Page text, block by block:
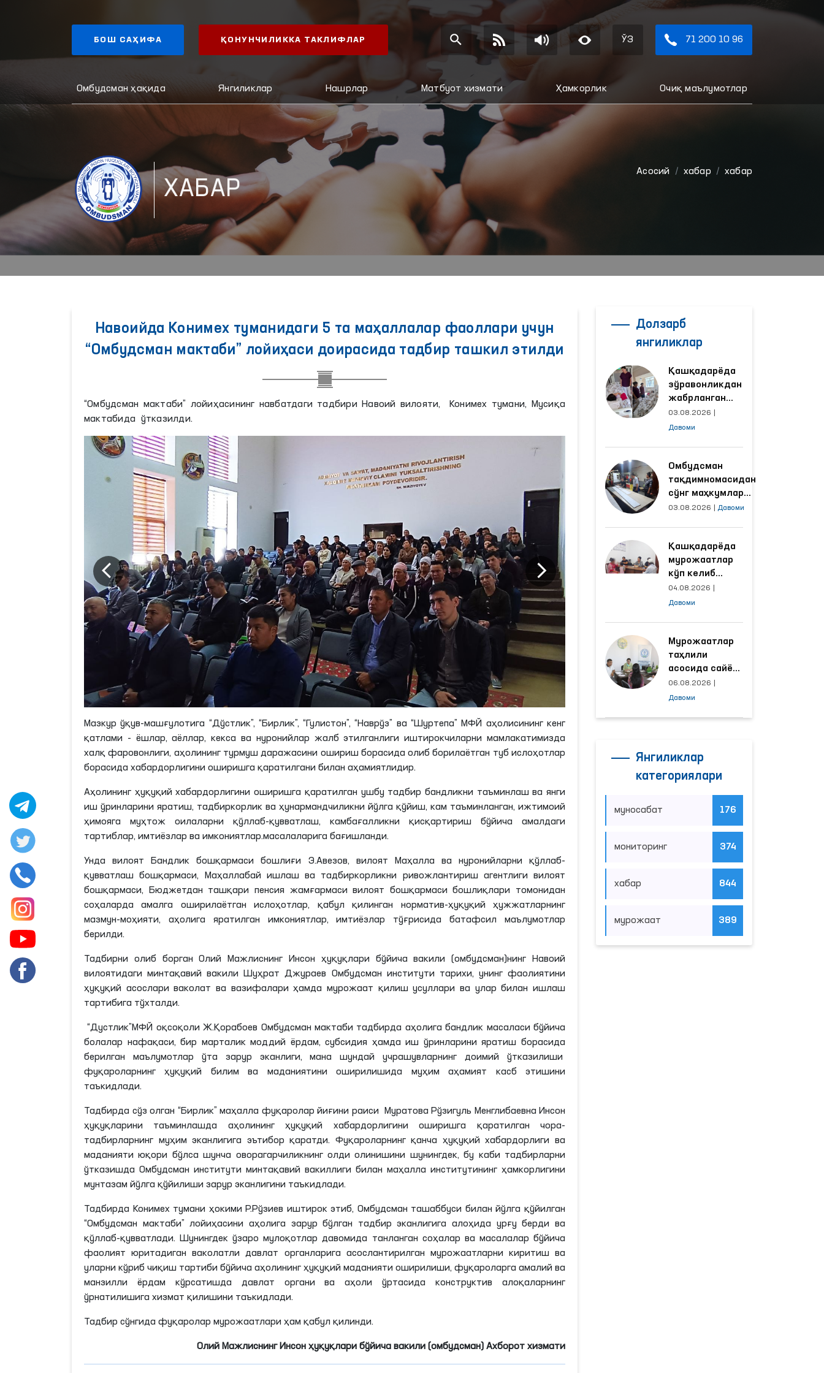
БОШ САҲИФА ҚОНУНЧИЛИККА ТАКЛИФЛАР ЎЗ 71 200 10 96
Омбудсман ҳақида Янгиликлар Нашрлар Матбуот хизмати Ҳамкорлик Очиқ маълумотлар
ХАБАР
Aсосий хабар хабар
Навоийда Конимех туманидаги 5 та маҳаллалар фаоллари учун
“Омбудсман мактаби” лойиҳаси доирасида тадбир ташкил этилди
“Омбудсман мактаби” лойиҳасининг навбатдаги тадбири Навоий вилояти, Конимех тумани, Мусиқа
мактабида ўтказилди.
Мазкур ўқув-машғулотига “Дўстлик”, “Бирлик”, “Гулистон”, “Наврўз” ва “Шуртепа” МФЙ аҳолисининг кенг
қатлами - ёшлар, аёллар, кекса ва нуронийлар жалб этилганлиги иштирокчиларни мамлакатимизда
халқ фаровонлиги, аҳолининг турмуш даражасини ошириш борасида олиб борилаётган туб ислоҳотлар
борасида хабардорлигини оширишга қаратилгани билан аҳамиятлидир.
Аҳолининг ҳуқуқий хабардорлигини оширишга қаратилган ушбу тадбир бандликни таъминлаш ва янги
иш ўринларини яратиш, тадбиркорлик ва ҳунармандчиликни йўлга қўйиш, кам таъминланган, ижтимоий
ҳимояга муҳтож оилаларни қўллаб-қувватлаш, камбағалликни қисқартириш бўйича амалдаги
тартиблар, имтиёзлар ва имкониятлар.масалаларига бағишланди.
Унда вилоят Бандлик бошқармаси бошлиғи Э.Авезов, вилоят Маҳалла ва нуронийларни қўллаб-
қувватлаш бошқармаси, Маҳаллабай ишлаш ва тадбиркорликни ривожлантириш агентлиги вилоят
бошқармаси, Бюджетдан ташқари пенсия жамғармаси вилоят бошқармаси бошлиқлари томонидан
соҳаларда амалга оширилаётган ислоҳотлар, қабул қилинган норматив-ҳуқуқий ҳужжатларнинг
мазмун-моҳияти, аҳолига яратилган имкониятлар, имтиёзлар тўғрисида батафсил маълумотлар
берилди.
Тадбирни олиб борган Олий Мажлиснинг Инсон ҳуқуқлари бўйича вакили (омбудсман)нинг Навоий
вилоятидаги минтақавий вакили Шуҳрат Джураев Омбудсман институти тарихи, унинг фаолиятини
ҳуқуқий асослари ваколат ва вазифалари ҳамда мурожаат қилиш усуллари ва улар билан ишлаш
тартибига тўхталди.
“Дустлик”МФЙ оқсоқоли Ж.Қорабоев Омбудсман мактаби тадбирда аҳолига бандлик масаласи бўйича
болалар нафақаси, бир марталик моддий ёрдам, субсидия ҳамда иш ўринларини яратиш борасида
берилган маълумотлар ўта зарур эканлиги, мана шундай учрашувларнинг доимий ўтказилиши
фуқароларнинг ҳуқуқий билим ва маданиятини оширилишида муҳим аҳамият касб этишини
таъкидлади.
Тадбирда сўз олган “Бирлик” маҳалла фуқаролар йиғини раиси Муратова Рўзигуль Менглибаевна Инсон
ҳуқуқларини таъминлашда аҳолининг ҳуқуқий хабардорлигини оширишга қаратилган чора-
тадбирларнинг муҳим эканлигига эътибор қаратди. Фуқароларнинг қанча ҳуқуқий хабардорлиги ва
маданияти юқори бўлса шунча оворагарчиликнинг олди олинишини шунингдек, бу каби тадбирларни
ўтказишда Омбудсман институти минтақавий вакиллиги билан маҳалла институтининг ҳамкорлигини
мунтазам йўлга қўйилиши зарур эканлигини таъкидлади.
Тадбирда Конимех тумани ҳокими Р.Рўзиев иштирок этиб, Омбудсман ташаббуси билан йўлга қўйилган
“Омбудсман мактаби” лойиҳасини аҳолига зарур бўлган тадбир эканлигига алоҳида урғу берди ва
қўллаб-қувватлади. Шунингдек ўзаро мулоқотлар давомида танланган соҳалар ва масалалар бўйича
фаолият юритадиган ваколатли давлат органларига асослантирилган мурожаатларни киритиш ва
уларни кўриб чиқиш тартиби бўйича аҳолининг ҳуқуқий маданияти оширилиши, фуқароларга амалий ва
манзилли ёрдам кўрсатишда давлат органи ва аҳоли ўртасида конструктив алоқаларнинг
ўрнатилишига хизмат қилишини таъкидлади.
Тадбир сўнгида фуқаролар мурожаатлари ҳам қабул қилинди.
Олий Мажлиснинг Инсон ҳуқуқлари бўйича вакили (омбудсман) Ахборот хизмати
Долзарб
янгиликлар
Қашқадарёда
зўравонликдан
жабрланган
аёлнинг ҳолати
Омбудсман
03.08.2026
Давоми
Омбудсман
тақдимномасидан
сўнг маҳкумлар
меҳнат қилаётган
яхшиланди
03.08.2026 Давоми
Қашқадарёда
мурожаатлар
кўп келиб
тушаётган
ҳудудлар
ишлаш йўлга
қўйилди
04.08.2026
Давоми
Мурожаатлар
таҳлили
асосида сайёр
қабул
ўтказиладиган
06.08.2026
Давоми
Янгиликлар
категориялари
муносабат 176
мониторинг 374
хабар 844
мурожаат 389